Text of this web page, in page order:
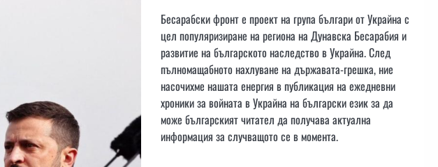
Бесарабски фронт е проект на група българи от Украйна с
цел популяризиране на региона на Дунавска Бесарабия и
развитие на българското наследство в Украйна. След
пълномащабното нахлуване на държавата-грешка, ние
насочихме нашата енергия в публикация на ежедневни
хроники за войната в Украйна на български език за да
може българският читател да получава актуална
информация за случващото се в момента.